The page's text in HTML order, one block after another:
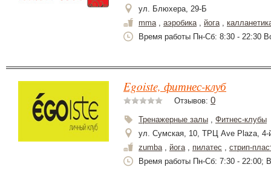
ул. Блюхера, 29-Б
mma, аэробика, йога,
Время работы Пн-Сб: 8:30 - 22:30
Egoiste, фитнес-клуб
Отзывов: 0
Тренажерные залы , Фитнес-клубы
ул. Сумская, 10, ТРЦ Ave Plaza, 4-
zumba, йога, пилатес , стрип-
Время работы Пн-Сб: 7:30 - 22:00;